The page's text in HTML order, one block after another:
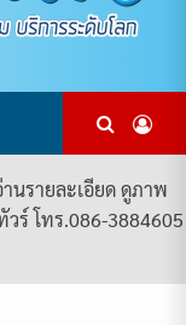
นรายละเอียด ดูภาพ
ร์ โทร.086-3884605